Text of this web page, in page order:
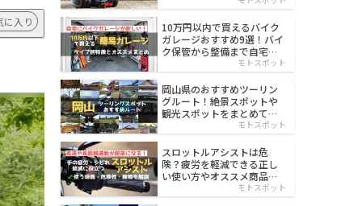
に入り
10万円以内で買えるバイク
ガレージおすすめ9選！バイ
ク保管から整備まで自宅で
モトスポット
岡山県のおすすめツーリン
グルート！絶景スポットや
観光スポットをまとめて紹
モトスポット
スロットルアシストは危
険？疲労を軽減できる正し
い使い方やオススメ商品を
モトスポット